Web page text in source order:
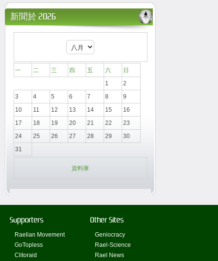
新聞於 2026
一 二 三 四 五 六
日
1
2
3
4 5 6 7 8
9
10
11 12 13 14 15
16
17
18 19 20 21 22
23
24
25 26 27 28 29
30
31
資料庫
Supporters
Raelian Movement
GoTopless
Clitoraid
Other Sites
Geniocracy
Rael-Science
Rael News